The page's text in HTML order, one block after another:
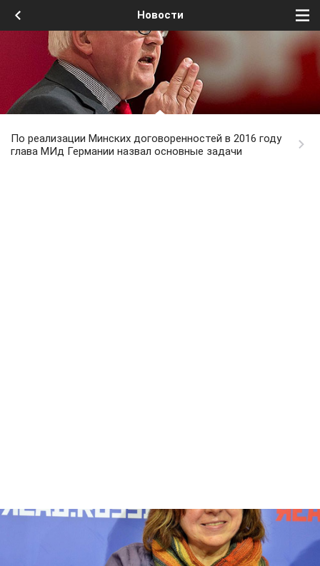
Новости
По реализации Минских договоренностей в 2016 году
глава МИд Германии назвал основные задачи